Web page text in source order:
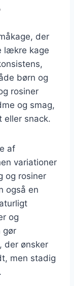
der
lækre kage
børn og
rosiner
og smag,
eller snack.
af
variationer
og rosiner
også en
og
gør
der ønsker
men stadig